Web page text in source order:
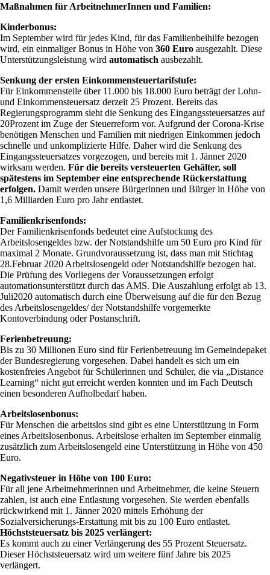
Maßnahmen für ArbeitnehmerInnen und Familien:
Kinderbonus:
Im September wird für jedes Kind, für das Familienbeihilfe bezogen
wird, ein einmaliger Bonus in Höhe von 360 Euro ausgezahlt. Diese
Unterstützungsleistung wird automatisch ausbezahlt.
Senkung der ersten Einkommensteuertarifstufe:
Für Einkommensteile über 11.000 bis 18.000 Euro beträgt der Lohn-
und Einkommensteuersatz derzeit 25 Prozent. Bereits das
Regierungsprogramm sieht die Senkung des Eingangssteuersatzes auf
20Prozent im Zuge der Steuerreform vor. Aufgrund der Corona-Krise
benötigen Menschen und Familien mit niedrigen Einkommen jedoch
schnelle und unkomplizierte Hilfe. Daher wird die Senkung des
Eingangssteuersatzes vorgezogen, und bereits mit 1. Jänner 2020
wirksam werden. Für die bereits versteuerten Gehälter, soll
spätestens im September eine entsprechende Rückerstattung
erfolgen. Damit werden unsere Bürgerinnen und Bürger in Höhe von
1,6 Milliarden Euro pro Jahr entlastet.
Familienkrisenfonds:
Der Familienkrisenfonds bedeutet eine Aufstockung des
Arbeitslosengeldes bzw. der Notstandshilfe um 50 Euro pro Kind für
maximal 2 Monate. Grundvoraussetzung ist, dass man mit Stichtag
28.Februar 2020 Arbeitslosengeld oder Notstandshilfe bezogen hat.
Die Prüfung des Vorliegens der Voraussetzungen erfolgt
automationsunterstützt durch das AMS. Die Auszahlung erfolgt ab 13.
Juli2020 automatisch durch eine Überweisung auf die für den Bezug
des Arbeitslosengeldes/ der Notstandshilfe vorgemerkte
Kontoverbindung oder Postanschrift.
Ferienbetreuung:
Bis zu 30 Millionen Euro sind für Ferienbetreuung im Gemeindepaket
der Bundesregierung vorgesehen. Dabei handelt es sich um ein
kostenfreies Angebot für Schülerinnen und Schüler, die via „Distance
Learning“ nicht gut erreicht werden konnten und im Fach Deutsch
einen besonderen Aufholbedarf haben.
Arbeitslosenbonus:
Für Menschen die arbeitslos sind gibt es eine Unterstützung in Form
eines Arbeitslosenbonus. Arbeitslose erhalten im September einmalig
zusätzlich zum Arbeitslosengeld eine Unterstützung in Höhe von 450
Euro.
Negativsteuer in Höhe von 100 Euro:
Für all jene Arbeitnehmerinnen und Arbeitnehmer, die keine Steuern
zahlen, ist auch eine Entlastung vorgesehen. Sie werden ebenfalls
rückwirkend mit 1. Jänner 2020 mittels Erhöhung der
Sozialversicherungs-Erstattung mit bis zu 100 Euro entlastet.
Höchststeuersatz bis 2025 verlängert:
Es kommt auch zu einer Verlängerung des 55 Prozent Steuersatz.
Dieser Höchststeuersatz wird um weitere fünf Jahre bis 2025
verlängert.